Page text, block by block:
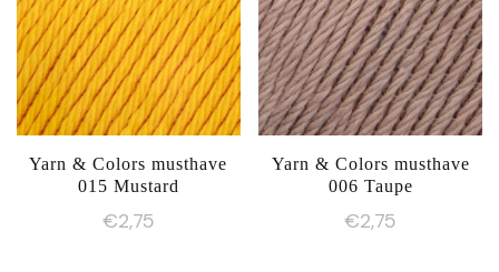
Deze
optie
kan
gekozen
worden
op
de
productpagina
Yarn & Colors musthave
015 Mustard
€2,75
Yarn & Colors musthave
006 Taupe
€2,75